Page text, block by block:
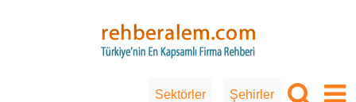
Sektörler Şehirler